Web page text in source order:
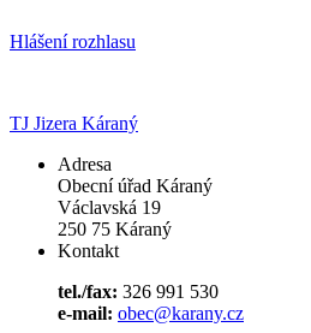
Hlášení rozhlasu
TJ Jizera Káraný
Adresa
Obecní úřad Káraný
Václavská 19
250 75 Káraný
Kontakt
tel./fax: 326 991 530
e-mail: obec@karany.cz